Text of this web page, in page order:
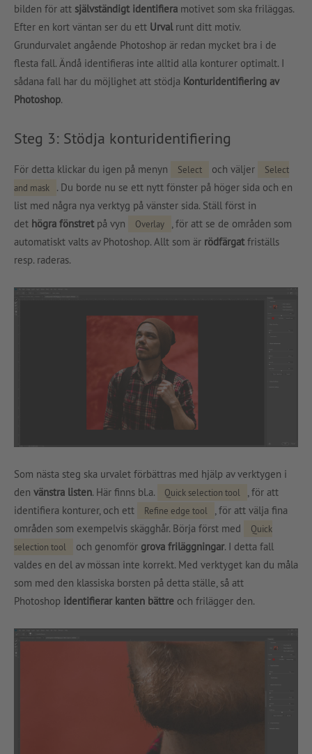
bilden för att självständigt identifiera motivet som ska friläggas.
Efter en kort väntan ser du ett Urvalrunt ditt motiv.
Grundurvalet angående Photoshop är redan mycket bra i de
flesta fall. Ändå identifieras inte alltid alla konturer optimalt. I
sådana fall har du möjlighet att stödja Konturidentifiering av
Photoshop.
Steg 3: Stödja konturidentifiering
För detta klickar du igen på menyn Select och väljer
Select
and mask
. Du borde nu se ett nytt fönster på höger sida och en
list med några nya verktyg på vänster sida. Ställ först in
det högra fönstret på vyn Overlay
, för att se de områden som
automatiskt valts av Photoshop. Allt som är rödfärgat friställs
resp. raderas.
Som nästa steg ska urvalet förbättras med hjälp av verktygen i
den vänstra listen. Här finns bl.a. Quick selection tool
, för att
identifiera konturer, och ett
Refine edge tool
, för att välja fina
områden som exempelvis skägghår. Börja först med
Quick
selection tool
och genomför grova friläggningar. I detta fall
valdes en del av mössan inte korrekt. Med verktyget kan du måla
som med den klassiska borsten på detta ställe, så att
Photoshop identifierar kanten bättre och frilägger den.